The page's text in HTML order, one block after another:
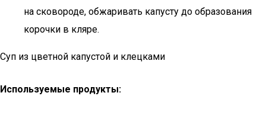
на сковороде, обжаривать капусту до образования
корочки в кляре.
Суп из цветной капустой и клецками
Используемые продукты: